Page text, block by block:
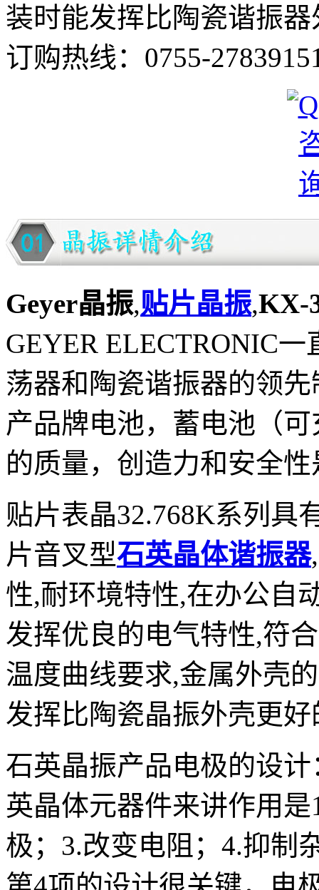
装时能发挥比陶瓷谐振
订购热线： 0755-
Geyer晶振,贴片晶振,KX-
GEYER ELECTRONIC
荡器和陶瓷谐振器的领
产品牌电池，蓄电池（
的质量，创造力和安全
贴片表晶32.768K系列具
片音叉型石英晶体谐振器
性,耐环境特性,在办公自
发挥优良的电气特性,符
温度曲线要求,金属外壳
发挥比陶瓷晶振外壳更
石英晶振产品电极的设计
英晶体元器件来讲作用
极；3.改变电阻；4.抑制